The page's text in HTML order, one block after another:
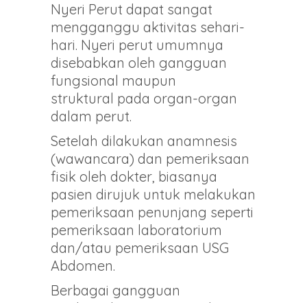
Nyeri Perut dapat sangat
mengganggu aktivitas sehari-
hari. Nyeri perut umumnya
disebabkan oleh gangguan
fungsional maupun
struktural pada organ-organ
dalam perut.
Setelah dilakukan anamnesis
(wawancara) dan pemeriksaan
fisik oleh dokter, biasanya
pasien dirujuk untuk melakukan
pemeriksaan penunjang seperti
pemeriksaan laboratorium
dan/atau pemeriksaan USG
Abdomen.
Berbagai gangguan